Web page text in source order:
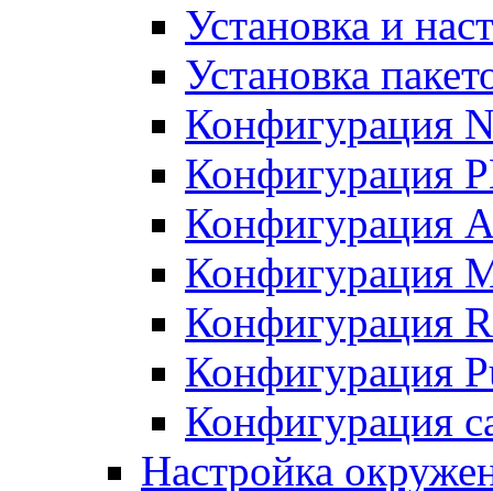
Установка и
Установка
Конфигурация
Конфигурация
Конфигурация
Конфигурация
Конфигурация
Конфигурация
Конфигурация
Настройка